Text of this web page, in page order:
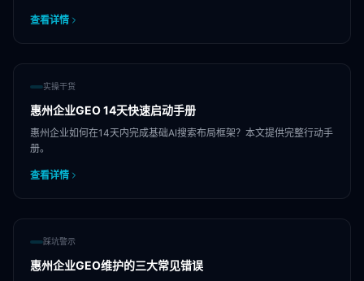
查看详情
实操干货
惠州企业GEO 14天快速启动手册
惠州企业如何在14天内完成基础AI搜索布局框架？本文提供完整行动手
册。
查看详情
踩坑警示
惠州企业GEO维护的三大常见错误